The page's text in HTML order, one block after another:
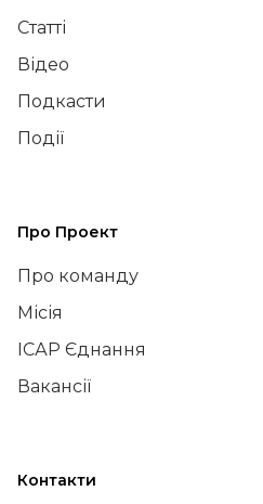
Статті
Відео
Подкасти
Події
Про Проект
Про команду
Місія
ІСАР Єднання
Вакансії
Контакти